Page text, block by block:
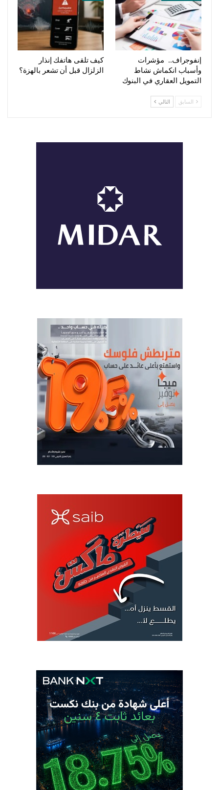
إنفوجراف.. مؤشرات
وأسباب انكماش نشاط
التمويل العقاري في البنوك
كيف تلقى هاتفك إنذار
الزلزال قبل أن تشعر بالهزة؟
السابق التالي